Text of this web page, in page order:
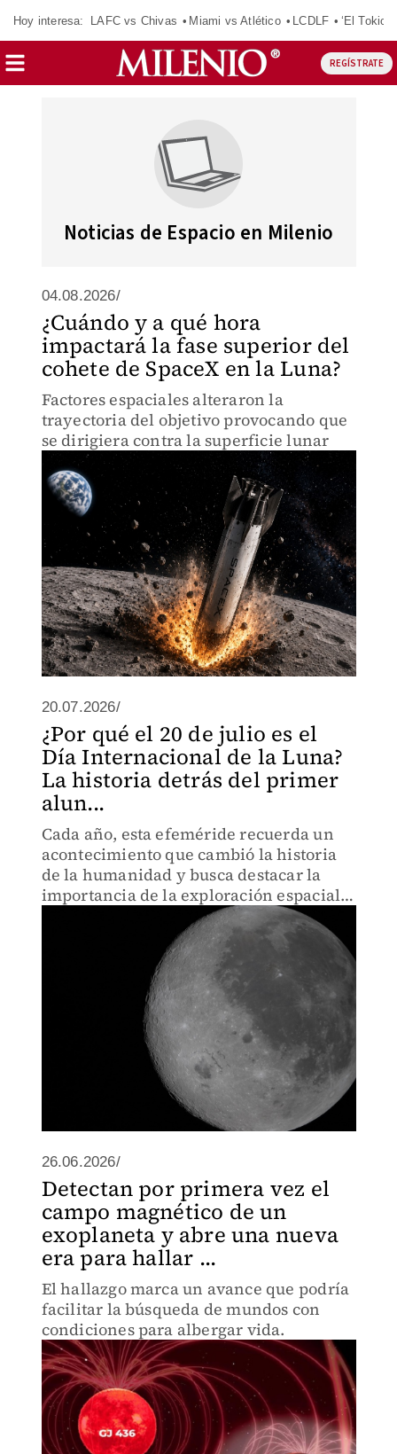
Hoy interesa: LAFC vs Chivas Miami vs Atlético LCDLF ‘El Tokio’
REGÍSTRATE
Noticias de Espacio en Milenio
04.08.2026/
¿Cuándo y a qué hora
impactará la fase superior del
cohete de SpaceX en la Luna?
Factores espaciales alteraron la
trayectoria del objetivo provocando que
se dirigiera contra la superficie lunar
20.07.2026/
¿Por qué el 20 de julio es el
Día Internacional de la Luna?
La historia detrás del primer
alun...
Cada año, esta efeméride recuerda un
acontecimiento que cambió la historia
de la humanidad y busca destacar la
importancia de la exploración espacial,
así como la cooperación internacional
para conocer más sobre nuestro satélite
26.06.2026/
Detectan por primera vez el
campo magnético de un
exoplaneta y abre una nueva
era para hallar ...
El hallazgo marca un avance que podría
facilitar la búsqueda de mundos con
condiciones para albergar vida.